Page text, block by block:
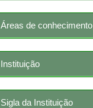
Áreas de conhecimento
Instituição
Sigla da Instituição